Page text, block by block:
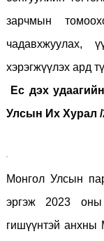
зарчмын
чадавхжуулах,
хэрэгжүүлэх ард
Ес дэх
Улсын Их Хурал /
Монгол Улсын
эргэж 2023 оны
гишүүнтэй анхны